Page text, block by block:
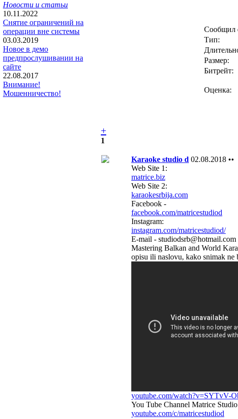
Новости и статьи
10.11.2022
Снятие ограничений на
операции вне системы
03.03.2019
Новое в демо
предпрослушивании на
сайте
22.08.2017
Внимание!
Мошенничество!
Сообщил
Тип:
Размер:
Битрейт:
Оценка:
+
1
Karaoke studio d 02.08.2018 ••
Web Site 1:
matrice.biz
Web Site 2:
karaokesrbija.com
Facebook -
facebook.com/matricestudiod
Instagram:
instagram.com/matricestudiod/
E-mail -
Mastering Balkan and World
opisu ili naslovu, kako snimak
youtube.com/watch?v=SYTvV-
You Tube Channel Matrice
youtube.com/c/matricestudiod